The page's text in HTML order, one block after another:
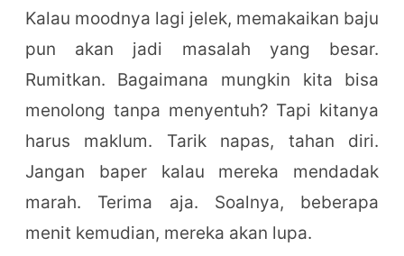
Kalau moodnya lagi jelek, memakaikan baju
pun akan jadi masalah yang besar.
Rumitkan. Bagaimana mungkin kita bisa
menolong tanpa menyentuh? Tapi kitanya
harus maklum. Tarik napas, tahan diri.
Jangan baper kalau mereka mendadak
marah. Terima aja. Soalnya, beberapa
menit kemudian, mereka akan lupa.